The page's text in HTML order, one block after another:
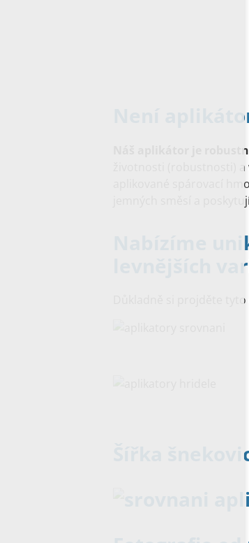
Není
Náš aplikátor je
životnosti (robustnosti)
aplikované spárovací
jemných směsí a
Nabízíme
levnějších
Důkladně si projděte
Šířka